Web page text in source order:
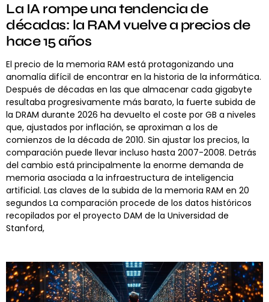
La IA rompe una tendencia de
décadas: la RAM vuelve a precios de
hace 15 años
El precio de la memoria RAM está protagonizando una
anomalía difícil de encontrar en la historia de la informática.
Después de décadas en las que almacenar cada gigabyte
resultaba progresivamente más barato, la fuerte subida de
la DRAM durante 2026 ha devuelto el coste por GB a niveles
que, ajustados por inflación, se aproximan a los de
comienzos de la década de 2010. Sin ajustar los precios, la
comparación puede llevar incluso hasta 2007-2008. Detrás
del cambio está principalmente la enorme demanda de
memoria asociada a la infraestructura de inteligencia
artificial. Las claves de la subida de la memoria RAM en 20
segundos La comparación procede de los datos históricos
recopilados por el proyecto DAM de la Universidad de
Stanford,